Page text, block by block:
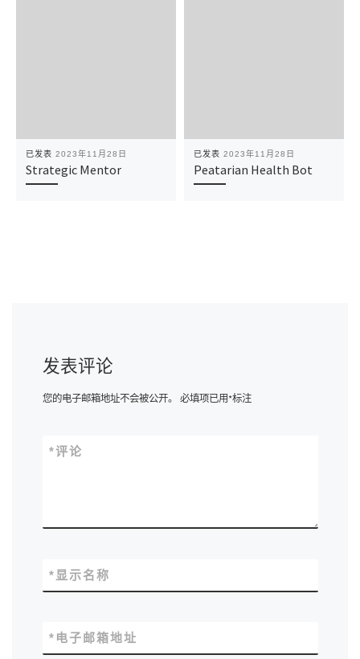
已发表 2023年11月28日
Strategic Mentor
已发表 2023年11月28日
Peatarian Health Bot
发表评论
您的电子邮箱地址不会被公开。 必填项已用*标注
评论
*
显示名称
*
电子邮箱地址
*